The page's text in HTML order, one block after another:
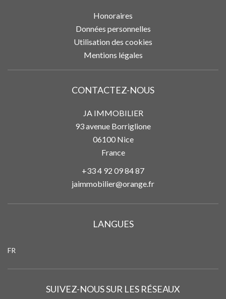
Honoraires
Données personnelles
Utilisation des cookies
Mentions légales
CONTACTEZ-NOUS
JA IMMOBILIER
93 avenue Borriglione
06100Nice
France
+33 4 92 09 84 87
jaimmobilier@orange.fr
LANGUES
FR
SUIVEZ-NOUS SUR LES RÉSEAUX